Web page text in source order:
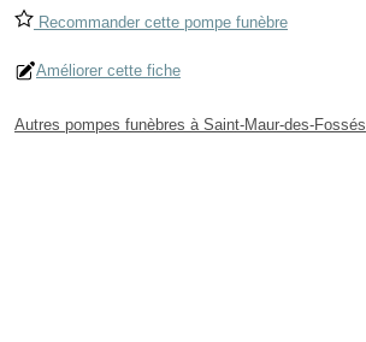
Recommander cette pompe funèbre
Améliorer cette fiche
Autres pompes funèbres à Saint-Maur-des-Fossés